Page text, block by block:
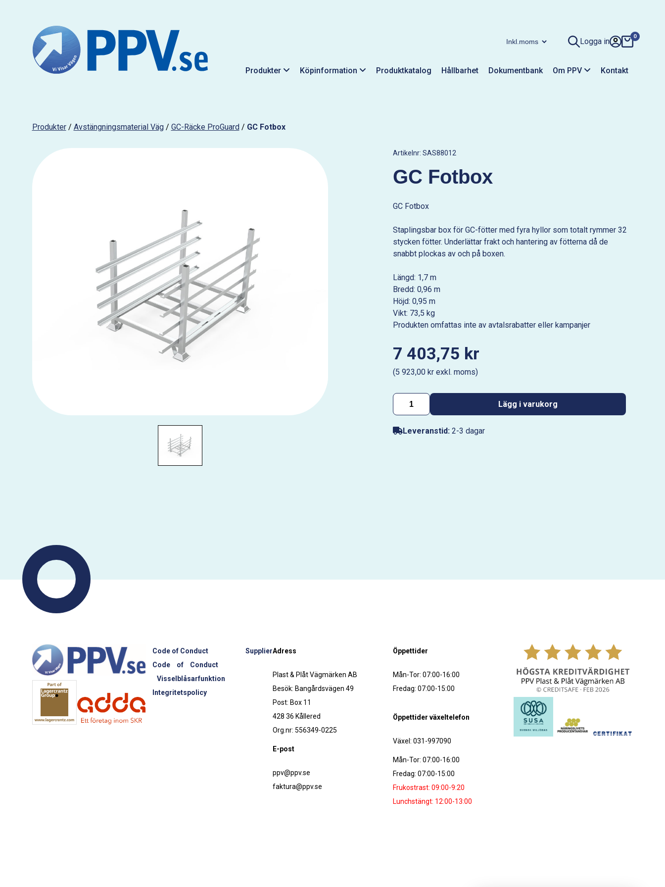
Logga in
0
Produkter Köpinformation Produktkatalog Hållbarhet Dokumentbank Om PPV Kontakt
Produkter/ Avstängningsmaterial Väg/ GC-Räcke ProGuard/ GC Fotbox
Artikelnr: SAS88012
GC Fotbox
GC Fotbox
Staplingsbar box för GC-fötter med fyra hyllor som totalt rymmer 32
stycken fötter. Underlättar frakt och hantering av fötterna då de
snabbt plockas av och på boxen.
Längd: 1,7 m
Bredd: 0,96 m
Höjd: 0,95 m
Vikt: 73,5 kg
Produkten omfattas inte av avtalsrabatter eller kampanjer
7 403,75 kr
(5 923,00 kr exkl. moms)
Lägg i varukorg
Leveranstid: 2-3 dagar
Code of Conduct
Supplier
Code of Conduct
Visselblåsarfunktion
Integritetspolicy
Adress
Plast & Plåt Vägmärken AB
Besök: Bangårdsvägen 49
Post: Box 11
428 36 Kållered
Org.nr: 556349-0225
E-post
ppv@ppv.se
faktura@ppv.se
Öppettider
Mån-Tor: 07:00-16:00
Fredag: 07:00-15:00
Öppettider växeltelefon
Växel: 031-997090
Mån-Tor: 07:00-16:00
Fredag: 07:00-15:00
Frukostrast: 09:00-9:20
Lunchstängt: 12:00-13:00